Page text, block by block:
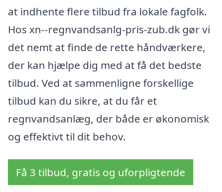
at indhente flere tilbud fra lokale fagfolk.
Hos xn--regnvandsanlg-pris-zub.dk gør vi
det nemt at finde de rette håndværkere,
der kan hjælpe dig med at få det bedste
tilbud. Ved at sammenligne forskellige
tilbud kan du sikre, at du får et
regnvandsanlæg, der både er økonomisk
og effektivt til dit behov.
Få 3 tilbud, gratis og uforpligtende